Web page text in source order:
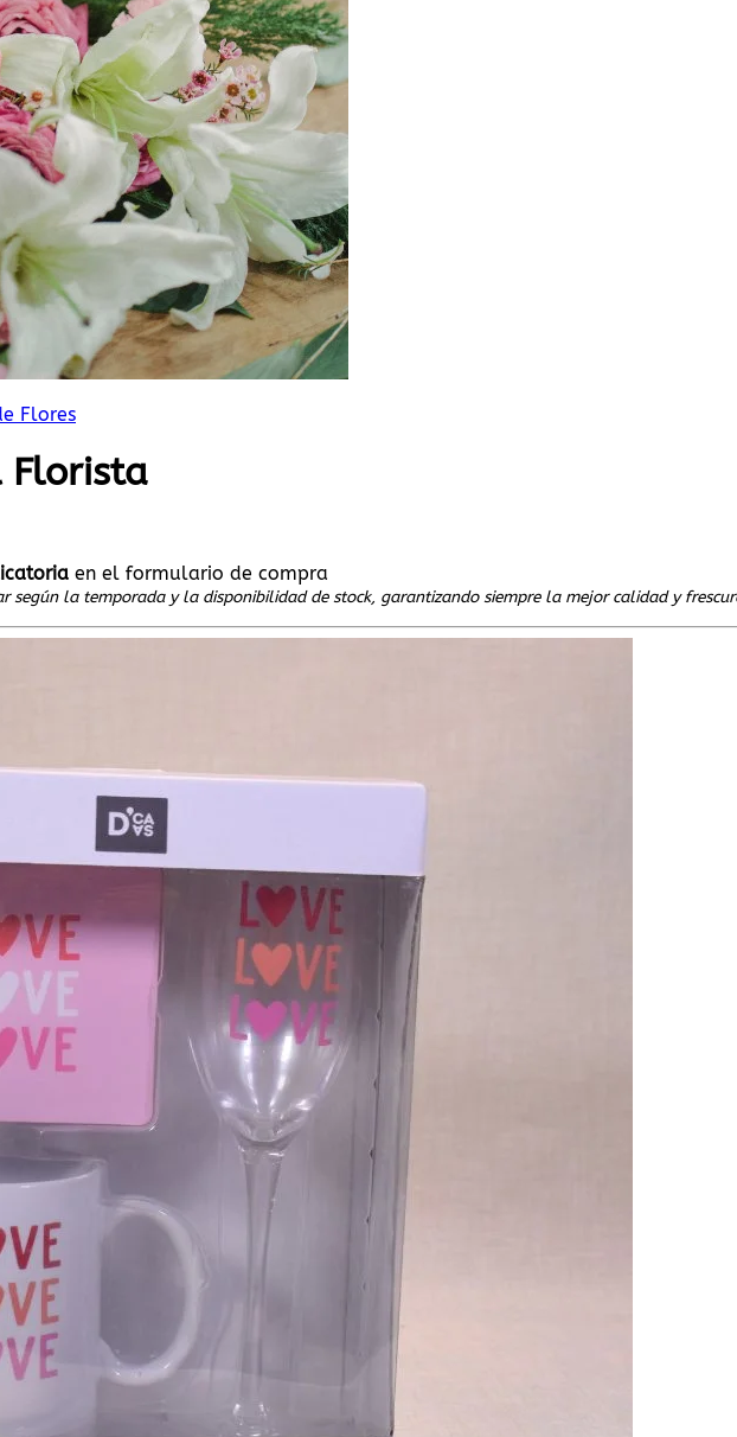
Flores
Florista
en el formulario de compra
según la temporada y la disponibilidad de stock, garantizando siempre la mejor calidad y